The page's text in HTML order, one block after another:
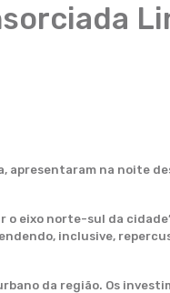
apresentaram na noite
o eixo norte-sul da
inclusive,
da região. Os